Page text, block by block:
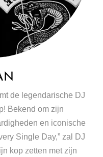
de legendarische DJ
Bekend om zijn
en iconische
Single Day,” zal DJ
kop zetten met zijn